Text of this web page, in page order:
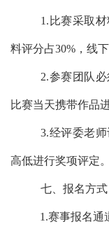
1. 比赛采取
料评分占30% ，线
2.参赛团队
比赛当天携带作品
3.经评委老
高低进行奖项评定。
七、报名方式
1.赛事报名通